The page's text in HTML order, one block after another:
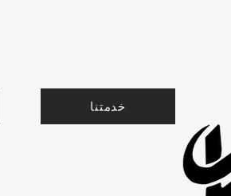
خدمتنا